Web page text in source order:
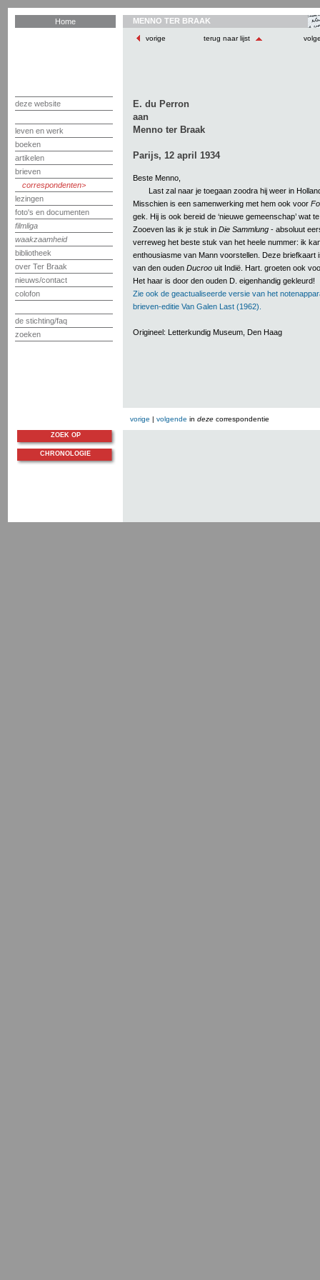
Home
deze website
leven en werk
boeken
artikelen
brieven
correspondenten
lezingen
foto's en documenten
filmliga
waakzaamheid
bibliotheek
over Ter Braak
nieuws/contact
colofon
de stichting/faq
zoeken
MENNO TER BRAAK
vorige terug naar lijst
E. du Perron
aan
Menno ter Braak
Parijs, 12 april 1934
Beste Menno,
Last zal naar je toegaan zoodra hij weer in
Misschien is een samenwerking met hem ook voor
gek. Hij is ook bereid de ‘nieuwe gemeenschap’ wat
Zooeven las ik je stuk in Die Sammlung - absoluut
verreweg het beste stuk van het heele nummer: ik
enthousiasme van Mann voorstellen. Deze briefkaart
van den ouden Ducroo uit Indië. Hart. groeten ook
Het haar is door den ouden D. eigenhandig gekleurd!
Zie ook de geactualiseerde versie van het
brieven-editie Van Galen Last (1962).
Origineel: Letterkundig Museum, Den Haag
vorige | volgende in deze correspondentie
ZOEK OP
CHRONOLOGIE